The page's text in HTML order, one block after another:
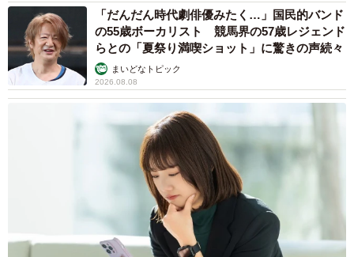
「だんだん時代劇俳優みたく…」国民的バンド
の55歳ボーカリスト 競馬界の57歳レジェンド
らとの「夏祭り満喫ショット」に驚きの声続々
まいどなトピック
2026.08.08